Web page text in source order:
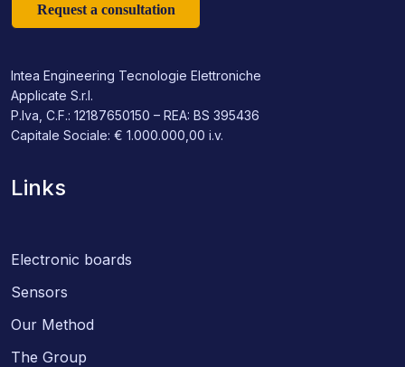
Request a consultation
Intea Engineering Tecnologie Elettroniche
Applicate S.r.l.
P.Iva, C.F.: 12187650150 – REA: BS 395436
Capitale Sociale: € 1.000.000,00 i.v.
Links
Electronic boards
Sensors
Our Method
The Group